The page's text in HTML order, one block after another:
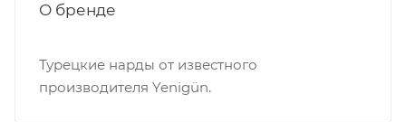
О бренде
Турецкие нарды от известного
производителя Yenigün.